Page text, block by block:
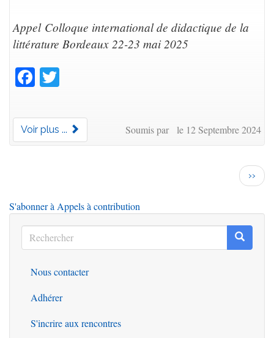
Appel Colloque international de didactique de la
littérature Bordeaux 22-23 mai 2025
Facebook
Voir plus ... Soumis par le 12 Septembre 2024
Page
››
S'abonner à Appels à contribution
Rechercher
Rechercher
Outils
Nous contacter
Adhérer
S'incrire aux rencontres